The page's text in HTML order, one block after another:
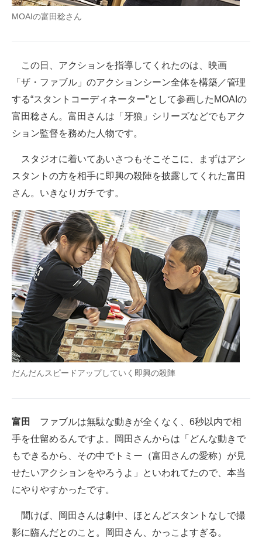
MOAIの富田稔さん
この日、アクションを指導してくれたのは、映画
「ザ・ファブル」のアクションシーン全体を構築／管理
する“スタントコーディネーター”として参画したMOAIの
富田稔さん。富田さんは「牙狼」シリーズなどでもアク
ション監督を務めた人物です。
スタジオに着いてあいさつもそこそこに、まずはアシ
スタントの方を相手に即興の殺陣を披露してくれた富田
さん。いきなりガチです。
だんだんスピードアップしていく即興の殺陣
富田
ファブルは無駄な動きが全くなく、6秒以内で相
手を仕留めるんですよ。岡田さんからは「どんな動きで
もできるから、その中でトミー（富田さんの愛称）が見
せたいアクションをやろうよ」といわれてたので、本当
にやりやすかったです。
聞けば、岡田さんは劇中、ほとんどスタントなしで撮
影に臨んだとのこと。岡田さん、かっこよすぎる。